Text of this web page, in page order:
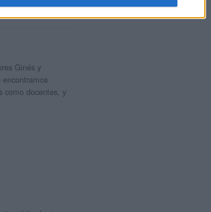
Ginés y
como docentes, y